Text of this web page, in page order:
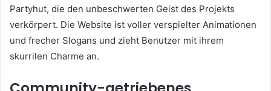
Partyhut, die den unbeschwerten Geist des Projekts
verkörpert. Die Website ist voller verspielter Animationen
und frecher Slogans und zieht Benutzer mit ihrem
skurrilen Charme an.